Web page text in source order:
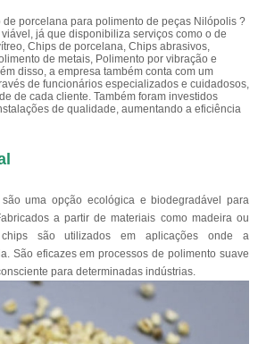
porcelana para polimento de peças Nilópolis ?
já que disponibiliza serviços como o de
Chips de porcelana, Chips abrasivos,
de metais, Polimento por vibração e
disso, a empresa também conta com um
de funcionários especializados e cuidadosos,
de cada cliente. Também foram investidos
de qualidade, aumentando a eficiência
uma opção ecológica e biodegradável para
a partir de materiais como madeira ou
são utilizados em aplicações onde a
São eficazes em processos de polimento suave
para determinadas indústrias.